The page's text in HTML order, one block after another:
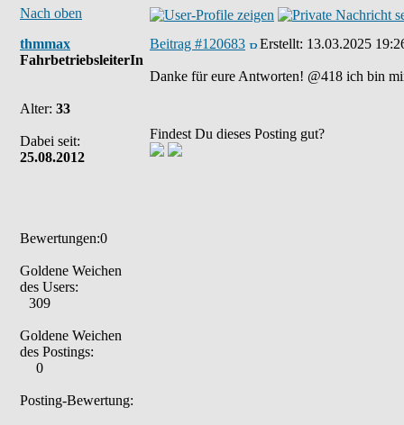
Nach oben
thmmax
FahrbetriebsleiterIn
Alter: 33
Dabei seit:
25.08.2012
Bewertungen:0
Goldene Weichen
des Users:
309
Goldene Weichen
des Postings:
0
Posting-Bewertung:
Beitrag #120683 Erstellt: 13.03.2025
Danke für eure Antworten! @418 ich bin
Findest Du dieses Posting gut?